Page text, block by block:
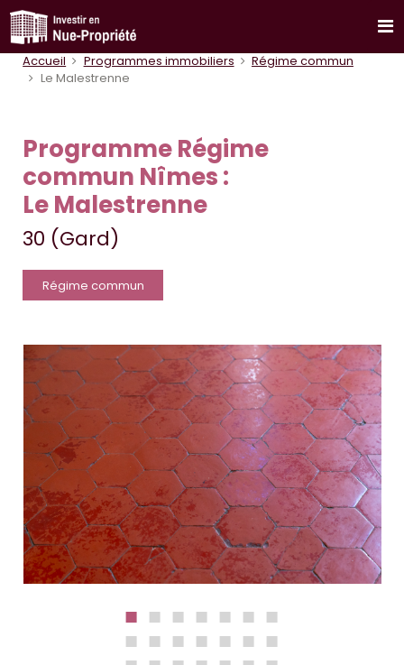
Accueil Programmes immobiliers
Régime commun
Le Malestrenne
Programme Régime
commun Nîmes :
Le Malestrenne
30 (Gard)
Régime commun